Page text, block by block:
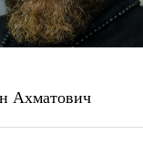
Ахматович